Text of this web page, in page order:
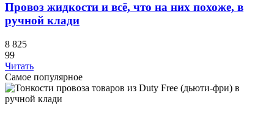
Провоз жидкости и всё, что на них похоже, в
ручной клади
8 825
99
Читать
Самое популярное